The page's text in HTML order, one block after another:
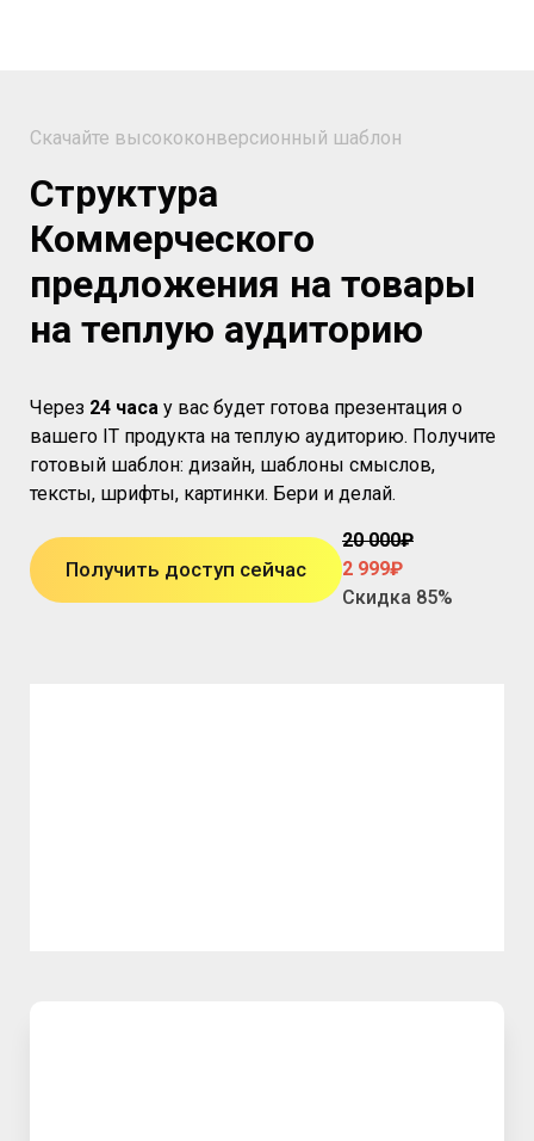
Скачайте высококонверсионный шаблон
Структура
Коммерческого
предложения на товары
на теплую аудиторию
Через 24 часа у вас будет готова презентация о
вашего IT продукта на теплую аудиторию. Получите
готовый шаблон: дизайн, шаблоны смыслов,
тексты, шрифты, картинки. Бери и делай.
Получить доступ сейчас
20 000₽
2 999₽
Скидка 85%